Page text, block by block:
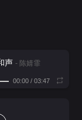
声 - 陈婧霏
00:00/ 03:47